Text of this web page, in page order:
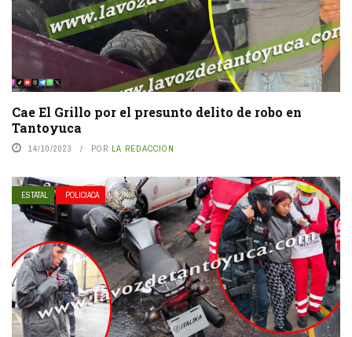
Cae El Grillo por el presunto delito de robo en
Tantoyuca
14/10/2023 POR LA REDACCIÓN
ESTATAL POLICIACA